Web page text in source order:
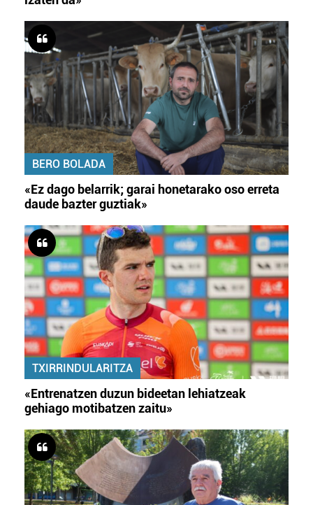
BERO BOLADA
«Ez dago belarrik; garai honetarako oso erreta
daude bazter guztiak»
TXIRRINDULARITZA
«Entrenatzen duzun bideetan lehiatzeak
gehiago motibatzen zaitu»